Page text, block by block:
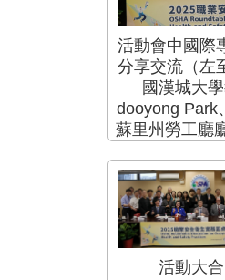
活動會中國際
分享交流（左
國漢城大
dooyong Park
蘇里州勞工廳
書鄒子
活動大